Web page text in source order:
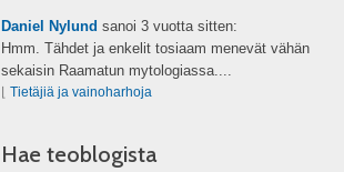
Daniel Nylund sanoi 3 vuotta sitten:
Hmm. Tähdet ja enkelit tosiaam menevät vähän
sekaisin Raamatun mytologiassa....
Tietäjiä ja vainoharhoja
Hae teoblogista